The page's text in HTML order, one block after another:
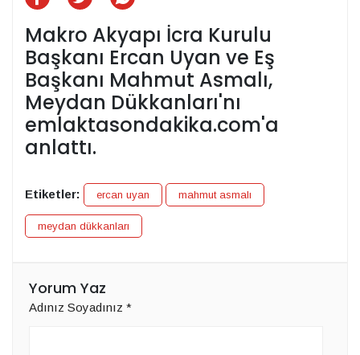
Makro Akyapı İcra Kurulu
Başkanı Ercan Uyan ve Eş
Başkanı Mahmut Asmalı,
Meydan Dükkanları'nı
emlaktasondakika.com'a
anlattı.
Etiketler: ercan uyan mahmut asmalı
meydan dükkanları
Yorum Yaz
Adınız Soyadınız *